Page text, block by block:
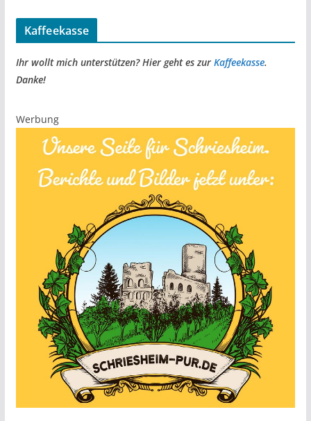
Kaffeekasse
Ihr wollt mich unterstützen? Hier geht es zur Kaffeekasse.
Danke!
Werbung